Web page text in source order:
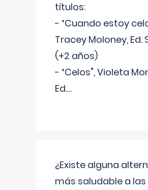
títulos:
- “Cuando estoy
Tracey Moloney, Ed.
(+2 años)
- “Celos", Violeta
Ed....
¿Existe alguna
más saludable a las